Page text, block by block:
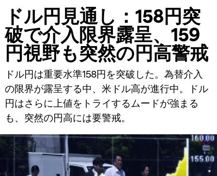
ドル円見通し：158円突
破で介入限界露呈、159
円視野も突然の円高警戒
ドル円は重要水準158円を突破した。為替介入
の限界が露呈する中、米ドル高が進行中。ドル
円はさらに上値をトライするムードが強まる
も、突然の円高には要警戒。